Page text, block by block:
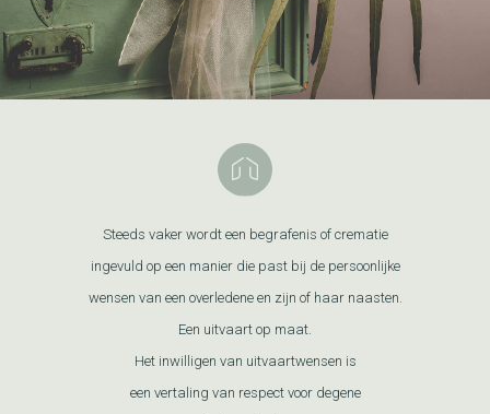
Steeds vaker wordt een begrafenis of crematie
ingevuld op een manier die past bij de persoonlijke
wensen van een overledene en zijn of haar naasten.
Een uitvaart op maat.
Het inwilligen van uitvaartwensen is
een vertaling van respect voor degene